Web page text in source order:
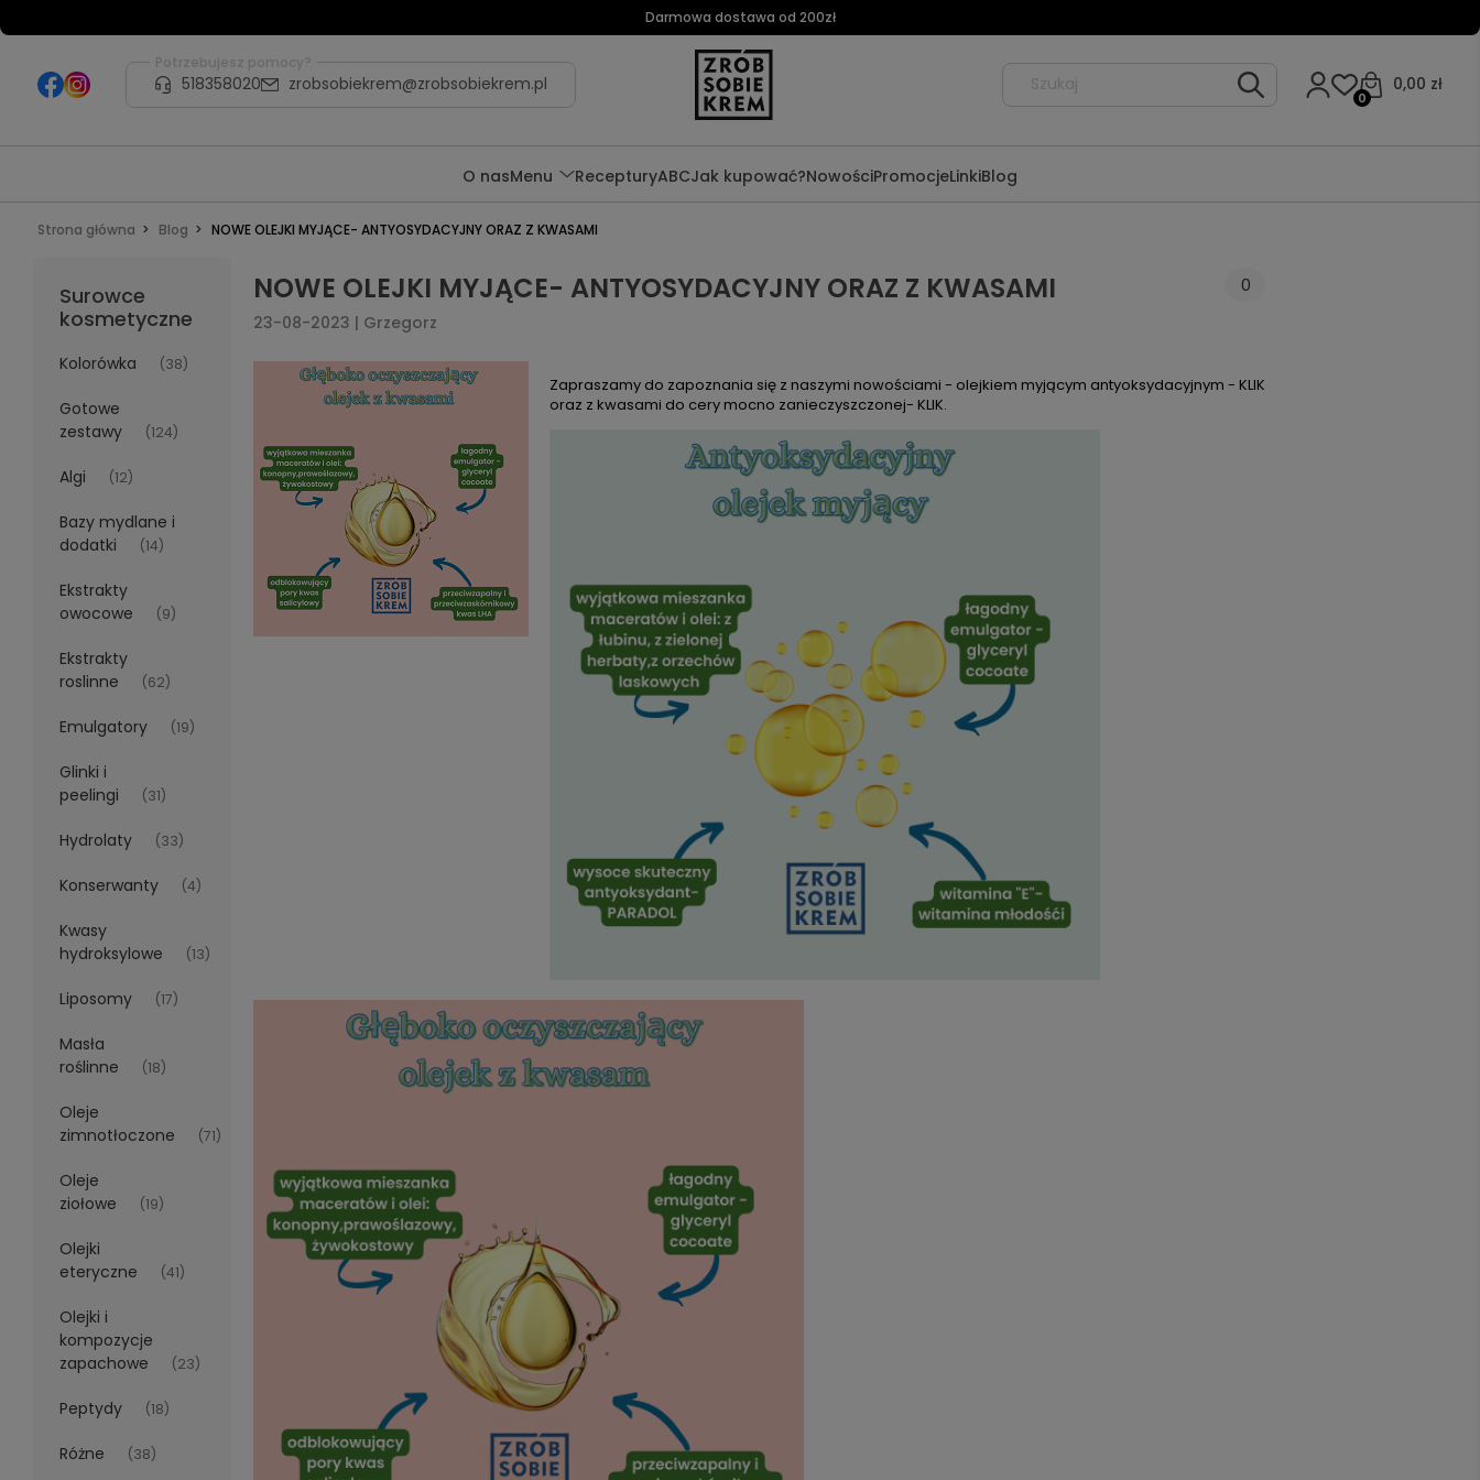
Darmowa dostawa od 200zł
Potrzebujesz pomocy?
518358020 zrobsobiekrem@zrobsobiekrem.pl 0,00 zł
0
O nasMenu RecepturyABCJak kupować?NowościPromocjeLinkiBlog
Strona główna Blog NOWE OLEJKI MYJĄCE- ANTYOSYDACYJNY ORAZ Z KWASAMI
Surowce
kosmetyczne
Kolorówka (38)
Gotowe
zestawy
(124)
Algi (12)
Bazy mydlane i
dodatki
(14)
Ekstrakty
owocowe
(9)
Ekstrakty
roslinne
(62)
Emulgatory (19)
Glinki i
peelingi
(31)
Hydrolaty (33)
Konserwanty (4)
Kwasy
hydroksylowe
(13)
Liposomy (17)
Masła
roślinne
(18)
Oleje
zimnotłoczone
(71)
Oleje
ziołowe
(19)
Olejki
eteryczne
(41)
Olejki i
kompozycje
zapachowe
(23)
Peptydy (18)
Różne (38)
NOWE OLEJKI MYJĄCE- ANTYOSYDACYJNY ORAZ Z KWASAMI
0
23-08-2023 | Grzegorz
Zapraszamy do zapoznania się z naszymi nowościami - olejkiem myjącym antyoksydacyjnym -KLIK
oraz z kwasami do cery mocno zanieczyszczonej-KLIK.